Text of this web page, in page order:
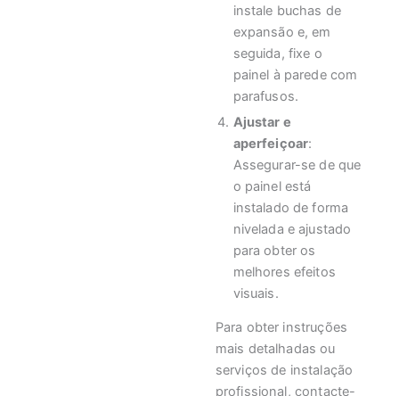
instale buchas de
expansão e, em
seguida, fixe o
painel à parede com
parafusos.
Ajustar e
aperfeiçoar:
Assegurar-se de que
o painel está
instalado de forma
nivelada e ajustado
para obter os
melhores efeitos
visuais.
Para obter instruções
mais detalhadas ou
serviços de instalação
profissional, contacte-